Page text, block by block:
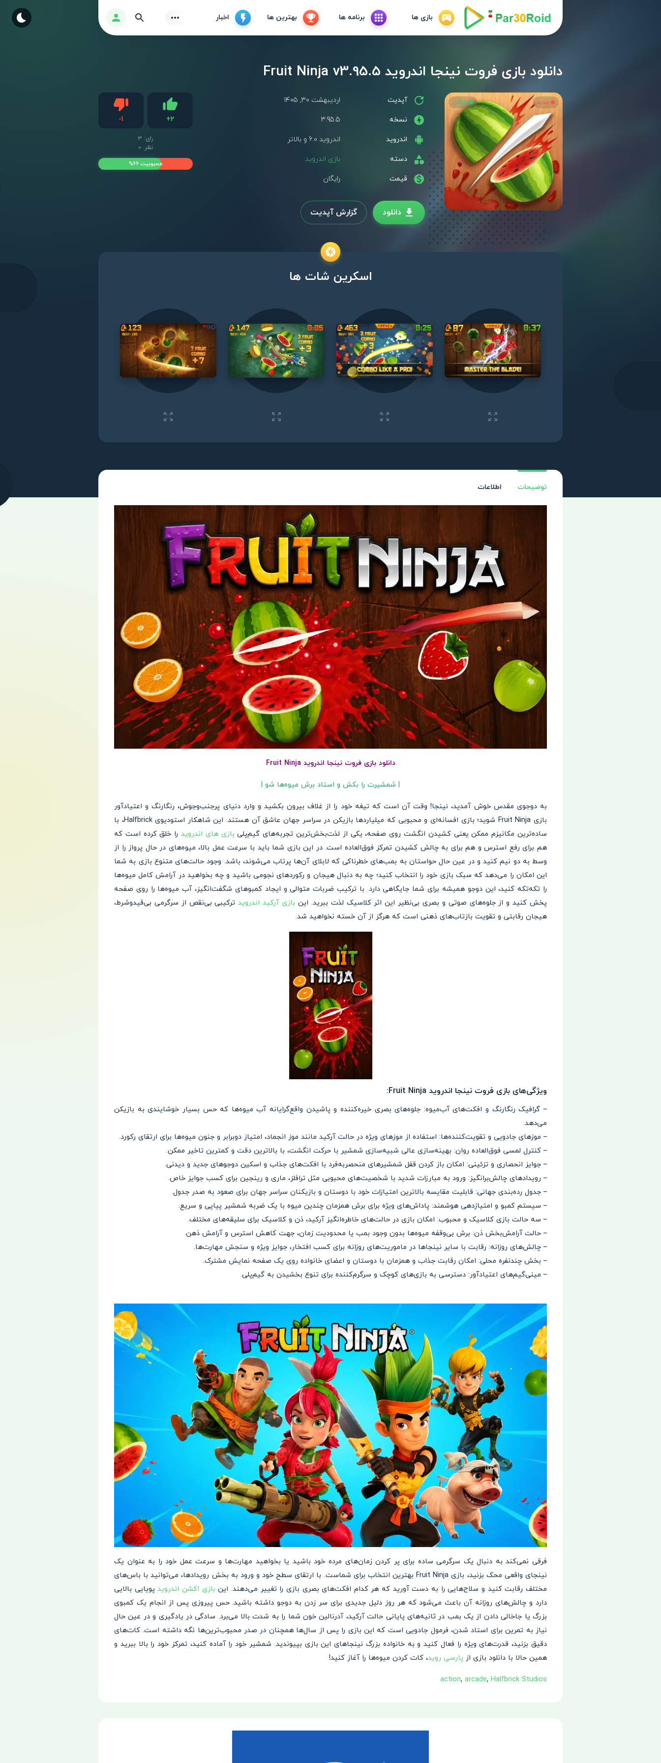
بازی ها برنامه ها بهترین ها اخبار ورود Find
دانلود بازی فروت نینجا اندروید Fruit Ninja v3.95.5
جدید رایگان آپدیت اردیبهشت ۳۰, ۱۴۰۵
نسخه 3.95.5
اندروید اندروید 6.0 و بالاتر
دسته بازی اندروید
قیمت رایگان
+2
لایک
-1
رای: 3
نظر: 0
محبوبیت 66%
دانلود گزارش آپدیت
اسکرین شات ها
توضیحات اطلاعات
دانلود بازی فروت نینجا اندروید Fruit Ninja
| شمشیرت را بکش و استاد برش میوه‌ها شو |
به دوجوی مقدس خوش آمدید، نینجا! وقت آن است که تیغه خود را از غلاف بیرون بکشید و وارد دنیای پرجنب‌وجوش، رنگارنگ و اعتیادآور
بازی Fruit Ninja شوید؛ بازی افسانه‌ای و محبوبی که میلیاردها بازیکن در سراسر جهان عاشق آن هستند. این شاهکار استودیوی Halfbrick، با
ساده‌ترین مکانیزم ممکن یعنی کشیدن انگشت روی صفحه، یکی از لذت‌بخش‌ترین تجربه‌های گیم‌پلی بازی های اندروید را خلق کرده است که
هم برای رفع استرس و هم برای به چالش کشیدن تمرکز فوق‌العاده است. در این بازی شما باید با سرعت عمل بالا، میوه‌های در حال پرواز را از
وسط به دو نیم کنید و در عین حال حواستان به بمب‌های خطرناکی که لابلای آن‌ها پرتاب می‌شوند، باشد. وجود حالت‌های متنوع بازی به شما
این امکان را می‌دهد که سبک بازی خود را انتخاب کنید؛ چه به دنبال هیجان و رکوردهای نجومی باشید و چه بخواهید در آرامش کامل میوه‌ها
را تکه‌تکه کنید، این دوجو همیشه برای شما جایگاهی دارد. با ترکیب ضربات متوالی و ایجاد کمبوهای شگفت‌انگیز، آب میوه‌ها را روی صفحه
پخش کنید و از جلوه‌های صوتی و بصری بی‌نظیر این اثر کلاسیک لذت ببرید. این بازی آرکید اندرویدترکیبی بی‌نقص از سرگرمی بی‌قیدوشرط،
هیجان رقابتی و تقویت بازتاب‌های ذهنی است که هرگز از آن خسته نخواهید شد.
ویژگی‌های بازی فروت نینجا اندروید Fruit Ninja:
– گرافیک رنگارنگ و افکت‌های آب‌میوه: جلوه‌های بصری خیره‌کننده و پاشیدن واقع‌گرایانه آب میوه‌ها که حس بسیار خوشایندی به بازیکن
می‌دهد.
– موزهای جادویی و تقویت‌کننده‌ها: استفاده از موزهای ویژه در حالت آرکید مانند موز انجماد، امتیاز دوبرابر و جنون میوه‌ها برای ارتقای رکورد.
– کنترل لمسی فوق‌العاده روان: بهینه‌سازی عالی شبیه‌سازی شمشیر با حرکت انگشت، با بالاترین دقت و کمترین تاخیر ممکن.
– جوایز انحصاری و تزئینی: امکان باز کردن قفل شمشیرهای منحصربه‌فرد با افکت‌های جذاب و اسکین دوجوهای جدید و دیدنی.
– رویدادهای چالش‌برانگیز: ورود به مبارزات شدید با شخصیت‌های محبوبی مثل ترافلز، ماری و رینجین برای کسب جوایز خاص.
– جدول رده‌بندی جهانی: قابلیت مقایسه بالاترین امتیازات خود با دوستان و بازیکنان سراسر جهان برای صعود به صدر جدول.
– سیستم کمبو و امتیازدهی هوشمند: پاداش‌های ویژه برای برش همزمان چندین میوه با یک ضربه شمشیر پیاپی و سریع.
– سه حالت بازی کلاسیک و محبوب: امکان بازی در حالت‌های خاطره‌انگیز آرکید، ذن و کلاسیک برای سلیقه‌های مختلف.
– حالت آرامش‌بخش ذن: برش بی‌وقفه میوه‌ها بدون وجود بمب یا محدودیت زمان، جهت کاهش استرس و آرامش ذهن.
– چالش‌های روزانه: رقابت با سایر نینجاها در ماموریت‌های روزانه برای کسب افتخار، جوایز ویژه و سنجش مهارت‌ها.
– بخش چندنفره محلی: امکان رقابت جذاب و همزمان با دوستان و اعضای خانواده روی یک صفحه نمایش مشترک.
– مینی‌گیم‌های اعتیادآور: دسترسی به بازی‌های کوچک و سرگرم‌کننده برای تنوع بخشیدن به گیم‌پلی.
فرقی نمی‌کند به دنبال یک سرگرمی ساده برای پر کردن زمان‌های مرده خود باشید یا بخواهید مهارت‌ها و سرعت عمل خود را به عنوان یک
نینجای واقعی محک بزنید، بازی Fruit Ninja بهترین انتخاب برای شماست. با ارتقای سطح خود و ورود به بخش رویدادها، می‌توانید با باس‌های
مختلف رقابت کنید و سلاح‌هایی را به دست آورید که هر کدام افکت‌های بصری بازی را تغییر می‌دهند. این بازی اکشن اندرویدپویایی بالایی
دارد و چالش‌های روزانه آن باعث می‌شود که هر روز دلیل جدیدی برای سر زدن به دوجو داشته باشید. حس پیروزی پس از انجام یک کمبوی
بزرگ یا جاخالی دادن از یک بمب در ثانیه‌های پایانی حالت آرکید، آدرنالین خون شما را به شدت بالا می‌برد. سادگی در یادگیری و در عین حال
نیاز به تمرین برای استاد شدن، فرمول جادویی است که این بازی را پس از سال‌ها همچنان در صدر محبوب‌ترین‌ها نگه داشته است. کات‌های
دقیق بزنید، قدرت‌های ویژه را فعال کنید و به خانواده بزرگ نینجاهای این بازی بپیوندید. شمشیر خود را آماده کنید، تمرکز خود را بالا ببرید و
همین حالا با دانلود بازی از پارسی روید، کات کردن میوه‌ها را آغاز کنید!
action, arcade, Halfbrick Studios